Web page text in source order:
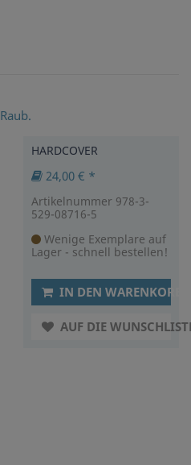
HARDCOVER
24,00 € *
Artikelnummer 978-3-
529-08716-5
Wenige Exemplare auf
Lager - schnell bestellen!
IN DEN WARENKORB
AUF DIE